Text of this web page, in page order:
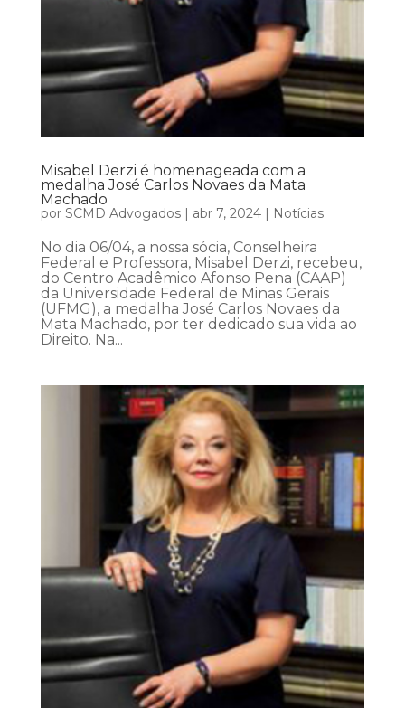
Misabel Derzi é homenageada com a
medalha José Carlos Novaes da Mata
Machado
por SCMD Advogados| abr 7, 2024| Notícias
No dia 06/04, a nossa sócia, Conselheira
Federal e Professora, Misabel Derzi, recebeu,
do Centro Acadêmico Afonso Pena (CAAP)
da Universidade Federal de Minas Gerais
(UFMG), a medalha José Carlos Novaes da
Mata Machado, por ter dedicado sua vida ao
Direito. Na...